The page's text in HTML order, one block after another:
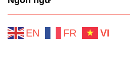
EN FR VI